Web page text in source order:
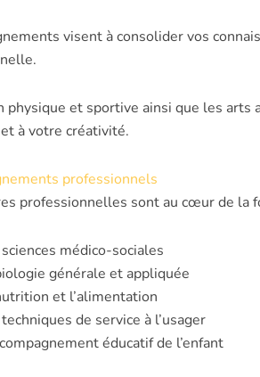
visent à consolider vos
physique et sportive ainsi que les
à votre créativité.
professionnels
professionnelles sont au cœur de la
médico-sociales
générale et appliquée
et l’alimentation
de service à l’usager
éducatif de l’enfant